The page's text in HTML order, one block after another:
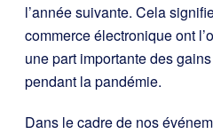
l’année suivante. Cela
commerce électronique ont
une part importante des
pendant la pandémie.
Dans le cadre de nos